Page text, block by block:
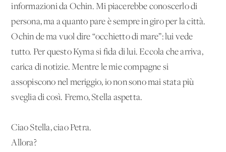
informazioni da Ochin. Mi piacerebbe conoscerlo di
persona, ma a quanto pare è sempre in giro per la città.
Ochin de ma vuol dire “occhietto di mare”: lui vede
tutto. Per questo Kyma si fida di lui. Eccola che arriva,
carica di notizie. Mentre le mie compagne si
assopiscono nel meriggio, io non sono mai stata più
sveglia di così. Fremo, Stella aspetta.
Ciao Stella, ciao Petra.
Allora?